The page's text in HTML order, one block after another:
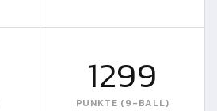
1299
PUNKTE (9-BALL)